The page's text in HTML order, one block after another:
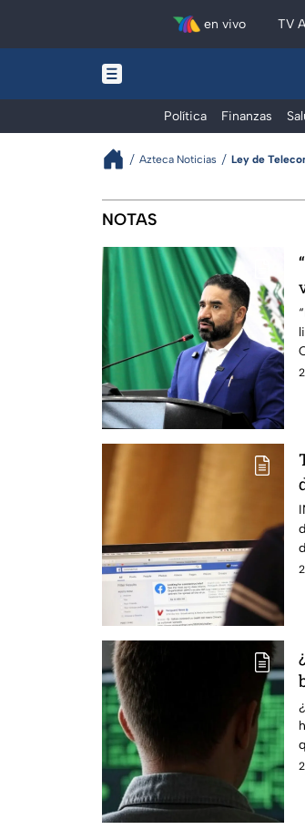
en vivo TV
Política Finanzas
Azteca Noticias Ley de
Noticias de la Ley de
NOTAS